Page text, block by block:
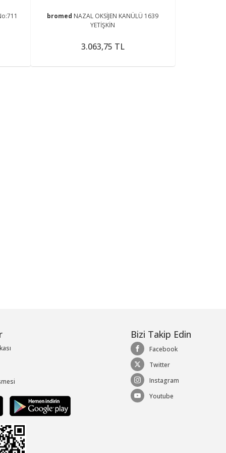
bromed NAZAL OKSİJEN KANÜLÜ 1639
YETİŞKİN
3.063,75 TL
Bizi Takip Edin
Facebook
Twitter
Instagram
Youtube